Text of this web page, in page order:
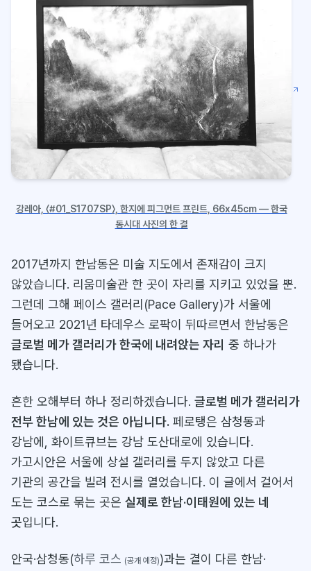
강레아, 〈#01_S1707SP〉, 한지에 피그먼트 프린트, 66x45cm — 한국
동시대 사진의 한 결
2017년까지 한남동은 미술 지도에서 존재감이 크지
않았습니다. 리움미술관 한 곳이 자리를 지키고 있었을 뿐.
그런데 그해 페이스 갤러리(Pace Gallery)가 서울에
들어오고 2021년 타데우스 로팍이 뒤따르면서 한남동은
글로벌 메가 갤러리가 한국에 내려앉는 자리 중 하나가
됐습니다.
흔한 오해부터 하나 정리하겠습니다. 글로벌 메가 갤러리가
전부 한남에 있는 것은 아닙니다. 페로탱은 삼청동과
강남에, 화이트큐브는 강남 도산대로에 있습니다.
가고시안은 서울에 상설 갤러리를 두지 않았고 다른
기관의 공간을 빌려 전시를 열었습니다. 이 글에서 걸어서
도는 코스로 묶는 곳은 실제로 한남·이태원에 있는 네
곳입니다.
안국·삼청동(하루 코스 (공개 예정))과는 결이 다른 한남·